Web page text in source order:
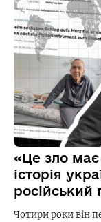
«Це зло
історія
російський
Чотири роки він